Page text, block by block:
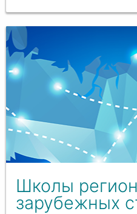
Школы
зарубежных